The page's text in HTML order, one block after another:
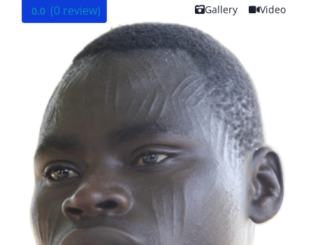
Gallery Video
0.0 (0 review)